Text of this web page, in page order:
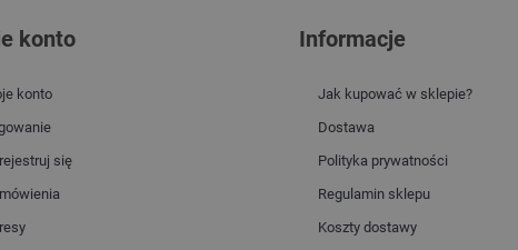
konto
konto
się
Informacje
Jak kupować w sklepie?
Dostawa
Polityka prywatności
Regulamin sklepu
Koszty dostawy